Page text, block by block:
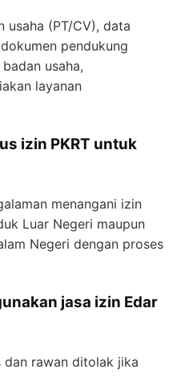
usaha (PT/CV), data
pendukung
usaha,
layanan
izin PKRT untuk
menangani izin
Luar Negeri maupun
Negeri dengan proses
jasa izin Edar
dan rawan ditolak jika